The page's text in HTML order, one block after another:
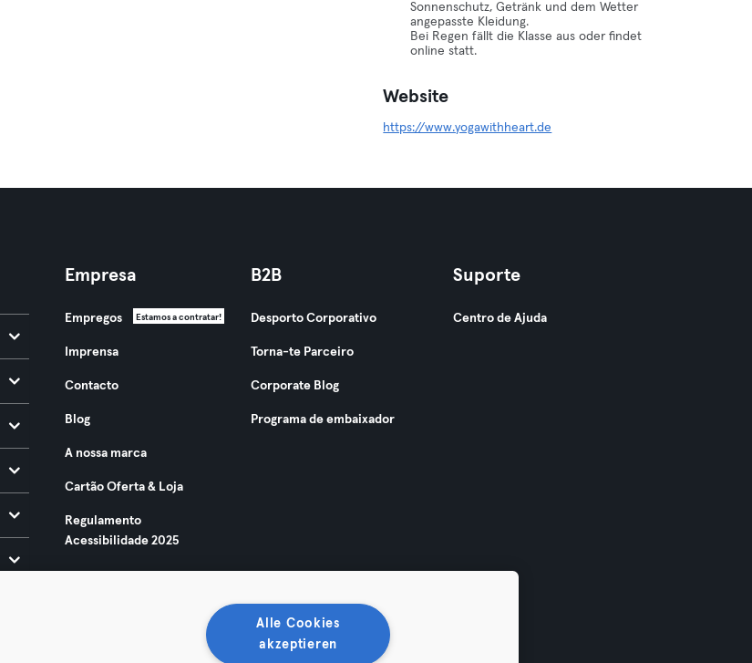
Sonnenschutz, Getränk und dem Wetter
angepasste Kleidung.
Bei Regen fällt die Klasse aus oder findet
online statt.
Website
https://www.yogawithheart.de
Empresa
Empregos Estamos a contratar!
Imprensa
Contacto
Blog
A nossa marca
Cartão Oferta & Loja
Regulamento
Acessibilidade 2025
B2B
Desporto Corporativo
Torna-te Parceiro
Corporate Blog
Programa de embaixador
Suporte
Centro de Ajuda
Alle Cookies
akzeptieren